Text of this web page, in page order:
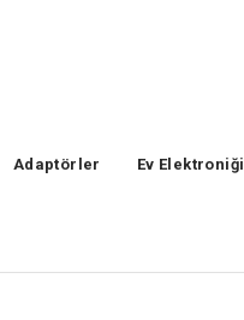
Adaptörler Ev Elektroniği